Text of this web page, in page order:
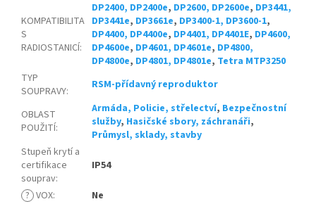
KOMPATIBILITA
S
RADIOSTANICÍ:
DP2400, DP2400e, DP2600, DP2600e, DP3441,
DP3441e, DP3661e, DP3400-1, DP3600-1,
DP4400, DP4400e, DP4401, DP4401E, DP4600,
DP4600e, DP4601, DP4601e, DP4800,
DP4800e, DP4801, DP4801e, Tetra MTP3250
TYP
SOUPRAVY: RSM-přídavný reproduktor
OBLAST
POUŽITÍ:
Armáda, Policie, střelectví, Bezpečnostní
služby, Hasičské sbory, záchranáři,
Průmysl, sklady, stavby
Stupeň krytí a
certifikace
souprav:
IP54
? VOX:
Ne